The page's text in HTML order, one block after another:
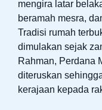
mengira latar
beramah mesra,
Tradisi rumah
dimulakan sejak
Rahman, Perdana
diteruskan
kerajaan kepada